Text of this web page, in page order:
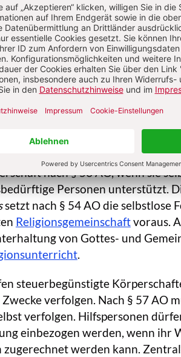
gemeinnützigen Zwecken
Zwecke. Einen
§ 52 AO, wer die Allgemeinheit
selbstlos fördert. Ein der
Katalog nennt
und Forschung,
Sport, aber auch die Förderung
wie Amateurfunken und
zweifelhaft ist und deren
daher in der Kritik steht.
nach § 53 AO, wenn sie
Personen unterstützt.
setzt nach § 54 AO die selbstlose
Religionsgemeinschaftvoraus.
von Gottes- und
.
steuerbegünstigte
verfolgen. Nach § 57 AO
verfolgen. Hilfspersonen
einbezogen werden, wenn ihr
zugerechnet werden kann.